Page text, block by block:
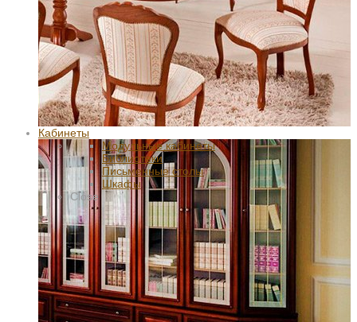
Кабинеты
Модульные кабинеты
Библиотеки
Письменные столы
Шкафы
Close